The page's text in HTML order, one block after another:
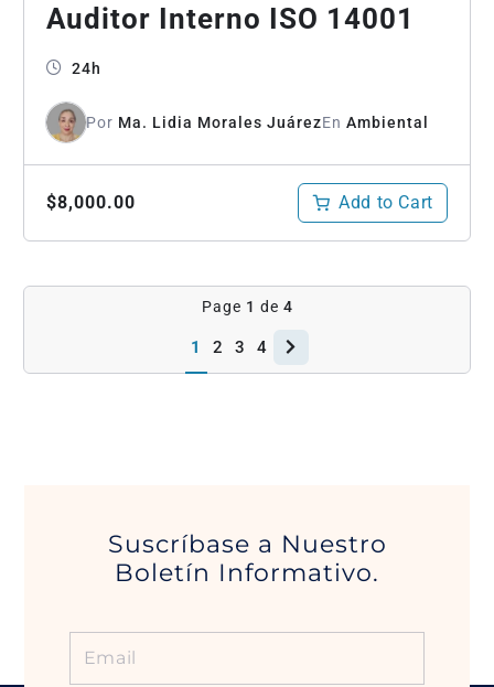
Auditor Interno ISO 14001
24h
Por Ma. Lidia Morales JuárezEnAmbiental
$8,000.00 Add to Cart
Page 1 de 4
1 2 3 4
Suscríbase a Nuestro
Boletín Informativo.